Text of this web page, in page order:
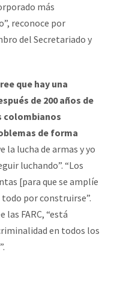
más
reconoce por
del Secretariado y
que hay una
de 200 años de
colombianos
de forma
la lucha de armas y yo
luchando”. “Los
[para que se amplíe
por construirse”.
las FARC, “está
en todos los